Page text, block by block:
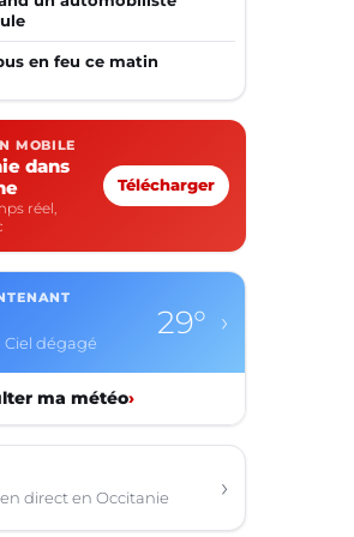
en feu ce matin
MOBILE
dans
réel,
Télécharger
Ciel dégagé
29° ›
ma météo›
direct en Occitanie ›